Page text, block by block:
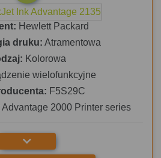
Hewlett Packard
druku: Atramentowa
Kolorowa
wielofunkcyjne
F5S29C
Advantage 2000 Printer series